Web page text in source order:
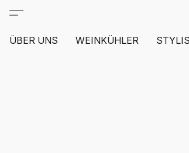
ÜBER UNS WEINKÜHLER STYLIS